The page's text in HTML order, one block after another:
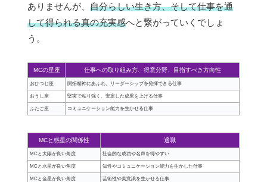
ありませんが、 自分らしい生き方、そして仕事を通
して得られる真の充実感へと繋がっていくでしょ
う。
MCの星座 仕事への取り組み方、得意分野、目指すべき方向性
おひつじ座 開拓精神にあふれ、リーダーシップを発揮できる仕事
おうし座 堅実で粘り強く、安定した成果を上げる仕事
ふたご座 コミュニケーション能力を生かせる仕事
MCと惑星の関係性 適職
MCと太陽が良い角度 社会的な成功や名声を得やすい
MCと水星が良い角度 知性やコミュニケーション能力を生かした仕事
MCと金星が良い角度 芸術性や美意識を生かせる仕事